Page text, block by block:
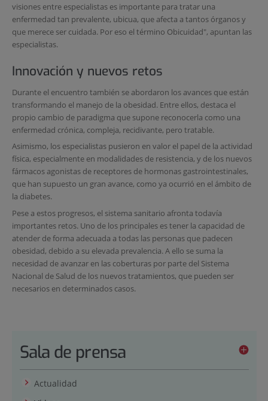
visiones entre especialistas es importante para tratar una
enfermedad tan prevalente, ubicua, que afecta a tantos órganos y
que merece ser cuidada. Por eso el término Obicuidad", apuntan las
especialistas.
Innovación y nuevos retos
Durante el encuentro también se abordaron los avances que están
transformando el manejo de la obesidad. Entre ellos, destaca el
propio cambio de paradigma que supone reconocerla como una
enfermedad crónica, compleja, recidivante, pero tratable.
Asimismo, los especialistas pusieron en valor el papel de la actividad
física, especialmente en modalidades de resistencia, y de los nuevos
fármacos agonistas de receptores de hormonas gastrointestinales,
que han supuesto un gran avance, como ya ocurrió en el ámbito de
la diabetes.
Pese a estos progresos, el sistema sanitario afronta todavía
importantes retos. Uno de los principales es tener la capacidad de
atender de forma adecuada a todas las personas que padecen
obesidad, debido a su elevada prevalencia. A ello se suma la
necesidad de avanzar en las coberturas por parte del Sistema
Nacional de Salud de los nuevos tratamientos, que pueden ser
necesarios en determinados casos.
Sala de prensa
Actualidad